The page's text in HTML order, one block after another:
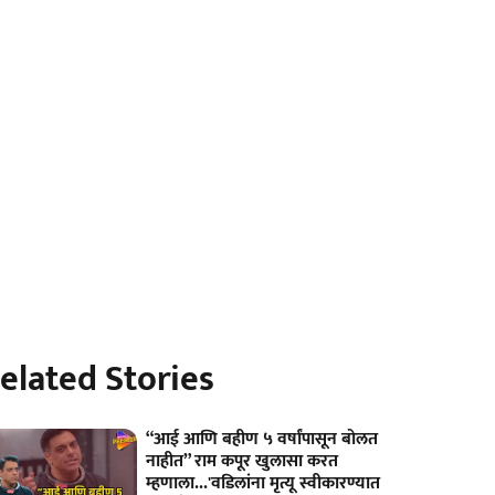
Stories
“आई आणि बहीण ५ वर्षांपासून बोलत
नाहीत” राम कपूर खुलासा करत
म्हणाला...'वडिलांना मृत्यू स्वीकारण्यात